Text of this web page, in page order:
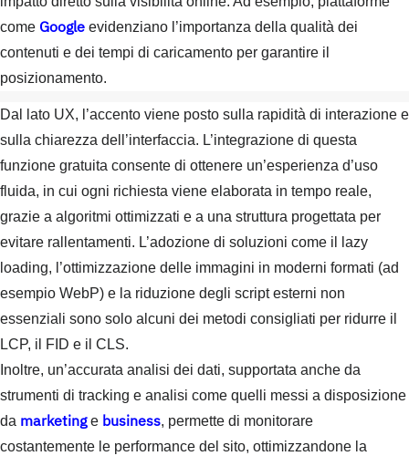
come Google evidenziano l’importanza della qualità dei
contenuti e dei tempi di caricamento per garantire il
posizionamento.
Dal lato UX, l’accento viene posto sulla rapidità di interazione e
sulla chiarezza dell’interfaccia. L’integrazione di questa
funzione gratuita consente di ottenere un’esperienza d’uso
fluida, in cui ogni richiesta viene elaborata in tempo reale,
grazie a algoritmi ottimizzati e a una struttura progettata per
evitare rallentamenti. L’adozione di soluzioni come il lazy
loading, l’ottimizzazione delle immagini in moderni formati (ad
esempio WebP) e la riduzione degli script esterni non
essenziali sono solo alcuni dei metodi consigliati per ridurre il
LCP, il FID e il CLS.
Inoltre, un’accurata analisi dei dati, supportata anche da
strumenti di tracking e analisi come quelli messi a disposizione
da marketinge business, permette di monitorare
costantemente le performance del sito, ottimizzandone la